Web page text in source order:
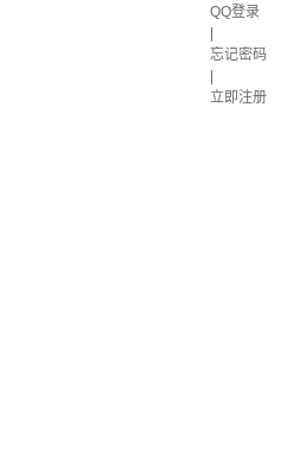
QQ登录
忘记密码
立即注册